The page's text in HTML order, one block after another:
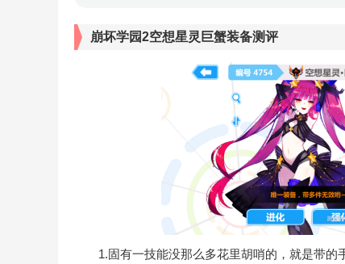
崩坏学园2空想星灵巨蟹装备测评
1.固有一技能没那么多花里胡哨的，就是带的